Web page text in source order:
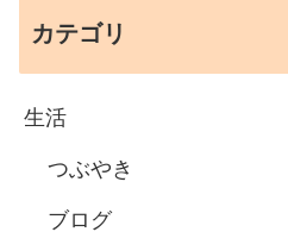
カテゴリ
生活
つぶやき
ブログ